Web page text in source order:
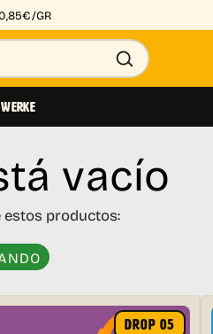
GR
vacío
estos productos:
DROP 05